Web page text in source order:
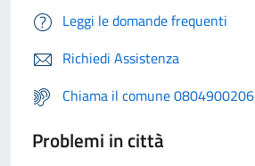
Leggi le domande frequenti
Richiedi Assistenza
Chiama il comune 0804900206
Problemi in città